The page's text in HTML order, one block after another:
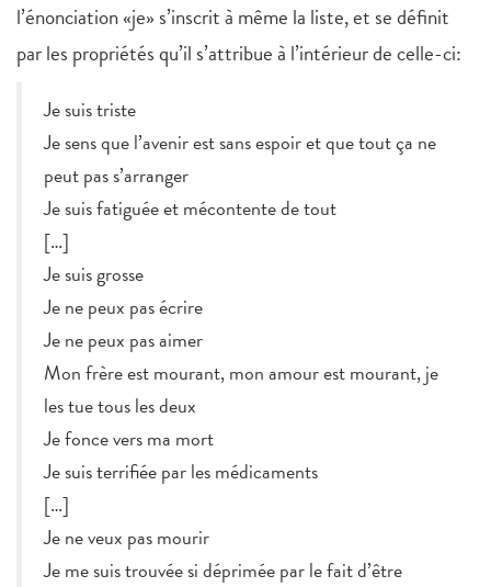
l’énonciation «je» s’inscrit à même la liste, et se définit
par les propriétés qu’il s’attribue à l’intérieur de celle-ci:
Je suis triste
Je sens que l’avenir est sans espoir et que tout ça ne
peut pas s’arranger
Je suis fatiguée et mécontente de tout
[…]
Je suis grosse
Je ne peux pas écrire
Je ne peux pas aimer
Mon frère est mourant, mon amour est mourant, je
les tue tous les deux
Je fonce vers ma mort
Je suis terrifiée par les médicaments
[…]
Je ne veux pas mourir
Je me suis trouvée si déprimée par le fait d’être